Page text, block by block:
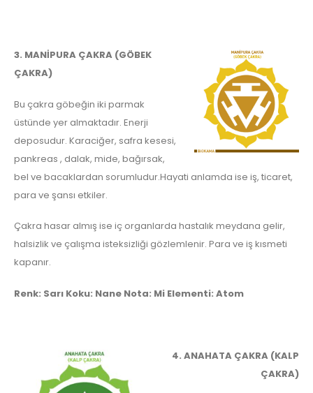
3. MANİPURA ÇAKRA (GÖBEK
ÇAKRA)
Bu çakra göbeğin iki parmak
üstünde yer almaktadır. Enerji
deposudur. Karaciğer, safra kesesi,
pankreas , dalak, mide, bağırsak,
bel ve bacaklardan sorumludur.Hayati anlamda ise iş, ticaret,
para ve şansı etkiler.
Çakra hasar almış ise iç organlarda hastalık meydana gelir,
halsizlik ve çalışma isteksizliği gözlemlenir. Para ve iş kısmeti
kapanır.
Renk: Sarı Koku: Nane Nota: Mi Elementi: Atom
4. ANAHATA ÇAKRA (KALP
ÇAKRA)